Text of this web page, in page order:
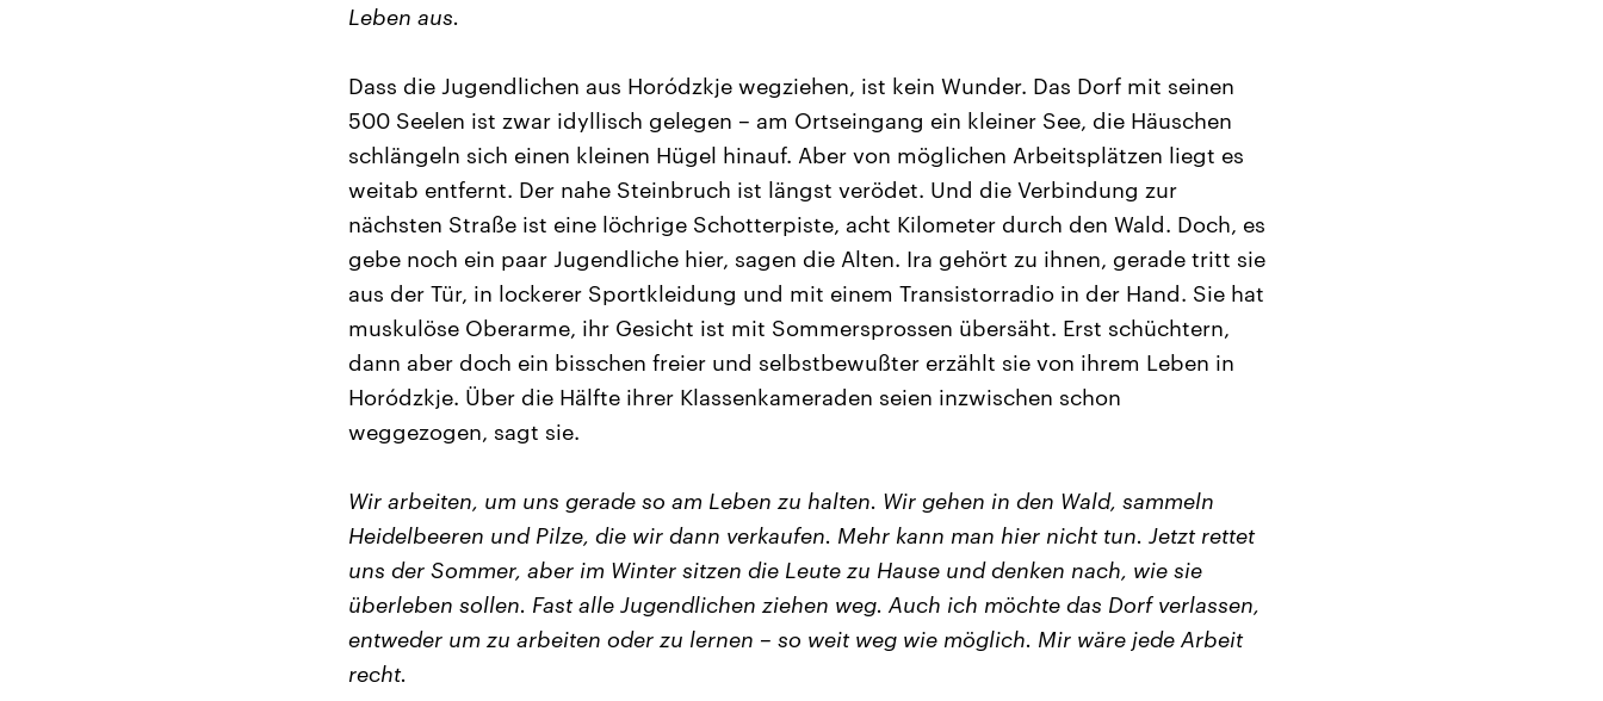
Leben aus.
Dass die Jugendlichen aus Horódzkje wegziehen, ist kein Wunder. Das Dorf mit seinen
500 Seelen ist zwar idyllisch gelegen – am Ortseingang ein kleiner See, die Häuschen
schlängeln sich einen kleinen Hügel hinauf. Aber von möglichen Arbeitsplätzen liegt es
weitab entfernt. Der nahe Steinbruch ist längst verödet. Und die Verbindung zur
nächsten Straße ist eine löchrige Schotterpiste, acht Kilometer durch den Wald. Doch, es
gebe noch ein paar Jugendliche hier, sagen die Alten. Ira gehört zu ihnen, gerade tritt sie
aus der Tür, in lockerer Sportkleidung und mit einem Transistorradio in der Hand. Sie hat
muskulöse Oberarme, ihr Gesicht ist mit Sommersprossen übersäht. Erst schüchtern,
dann aber doch ein bisschen freier und selbstbewußter erzählt sie von ihrem Leben in
Horódzkje. Über die Hälfte ihrer Klassenkameraden seien inzwischen schon
weggezogen, sagt sie.
Wir arbeiten, um uns gerade so am Leben zu halten. Wir gehen in den Wald, sammeln
Heidelbeeren und Pilze, die wir dann verkaufen. Mehr kann man hier nicht tun. Jetzt rettet
uns der Sommer, aber im Winter sitzen die Leute zu Hause und denken nach, wie sie
überleben sollen. Fast alle Jugendlichen ziehen weg. Auch ich möchte das Dorf verlassen,
entweder um zu arbeiten oder zu lernen – so weit weg wie möglich. Mir wäre jede Arbeit
recht.